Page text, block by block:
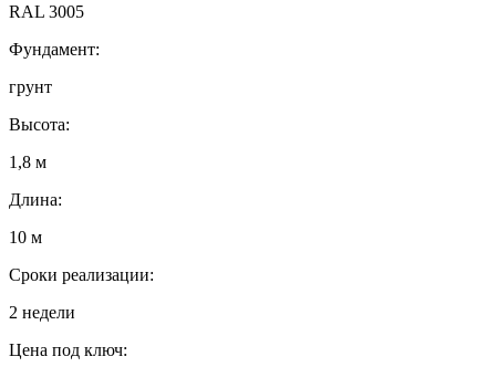
RAL 3005
Фундамент:
грунт
Высота:
1,8 м
Длина:
10 м
Сроки реализации:
2 недели
Цена под ключ: